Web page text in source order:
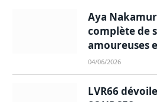
Aya
complète de
amoureuses
04/06/2026
LVR66